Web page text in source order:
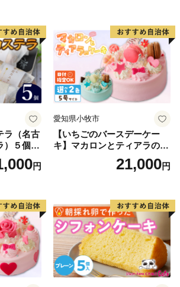
ード
ードの読み取りに対応したスマートフ
のマイナポータルアプリ
の際に必要となります。本市の寄附金
に記載している番号になります。）
にハイフンが含まれる場合、ハイフン
ります。
書の発行につきましては、寄附申込完
クーヘ
市 アンプ
ラ（名古
）５個入
テラ ザ
牧市 アン
円
愛知県小牧市
【いちごのバースデーケー
キ】マカロンとティアラのケ
ーキ スイーツ 日時指定可 デ
ザート 洋菓子 お取り寄せ 愛
デコレーションケーキ ホー
ルケーキ
21,000円